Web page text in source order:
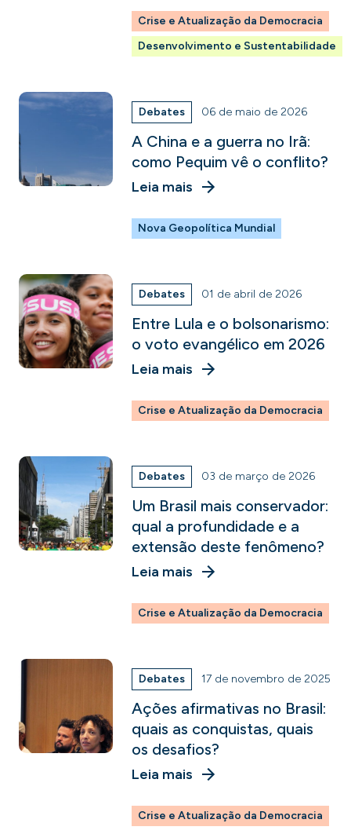
Crise e Atualização da Democracia
Desenvolvimento e Sustentabilidade
Debates 06 de maio de 2026
A China e a guerra no Irã:
como Pequim vê o conflito?
Leia mais
Nova Geopolítica Mundial
Debates 01 de abril de 2026
Entre Lula e o bolsonarismo:
o voto evangélico em 2026
Leia mais
Crise e Atualização da Democracia
Debates 03 de março de 2026
Um Brasil mais conservador:
qual a profundidade e a
extensão deste fenômeno?
Leia mais
Crise e Atualização da Democracia
Debates 17 de novembro de 2025
Ações afirmativas no Brasil:
quais as conquistas, quais
os desafios?
Leia mais
Crise e Atualização da Democracia